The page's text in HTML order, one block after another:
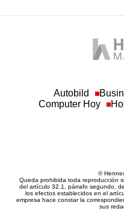
Autobild
Computer Hoy
©
Queda prohibida toda reproducción
del artículo 32.1, párrafo segundo,
los efectos establecidos en el
empresa hace constar la
sus